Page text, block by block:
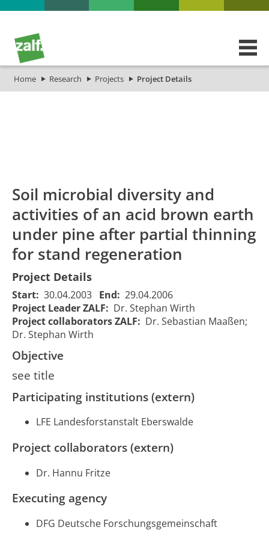
Home Research Projects Project Details
231
Strukturelle
Zusammensetzung
und Aktivitäten
mikrobieller
einer podsoligen
Braunerde
(Rohhumus) auf einem
Soil
microbial
diversity and
after partial
Soil microbial diversity and
activities of an acid brown earth
under pine after partial thinning
for stand regeneration
Project Details
Start: 30.04.2003 End: 29.04.2006
Project Leader ZALF: Dr. Stephan Wirth
Project collaborators ZALF: Dr. Sebastian Maaßen;
Dr. Stephan Wirth
Objective
see title
Participating institutions (extern)
LFE Landesforstanstalt Eberswalde
Project collaborators (extern)
Dr. Hannu Fritze
Executing agency
DFG Deutsche Forschungsgemeinschaft